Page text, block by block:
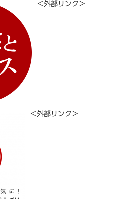
＜外部リンク＞
＜外部リンク＞